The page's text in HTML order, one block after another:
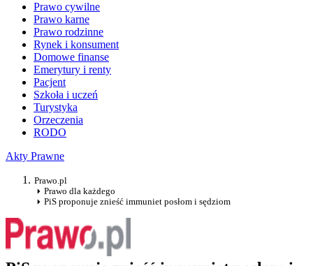
Prawo cywilne
Prawo karne
Prawo rodzinne
Rynek i konsument
Domowe finanse
Emerytury i renty
Pacjent
Szkoła i uczeń
Turystyka
Orzeczenia
RODO
Akty Prawne
Prawo.pl
Prawo dla każdego
PiS proponuje znieść immuniet posłom i sędziom